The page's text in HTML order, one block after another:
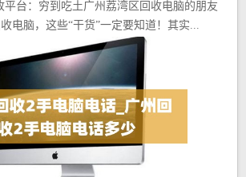
平台：穷到吃土广州荔湾区回收电脑的朋友
电脑，这些“干货”一定要知道！其实...